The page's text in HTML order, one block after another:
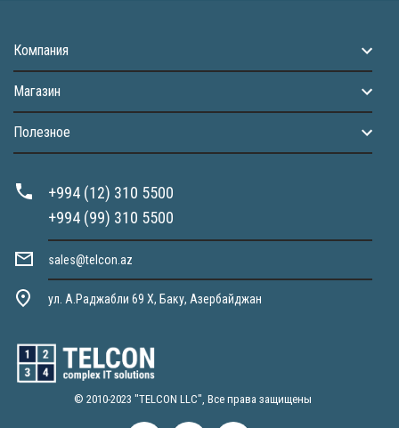
Компания
Магазин
Полезное
+994 (12) 310 5500
+994 (99) 310 5500
sales@telcon.az
ул. А.Раджабли 69 X, Баку, Азербайджан
© 2010-2023 "TELCON LLC", Все права защищены